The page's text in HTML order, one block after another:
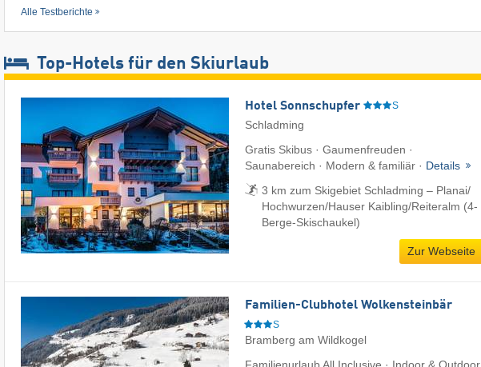
Alle Testberichte
Top-Hotels für den Skiurlaub
Hotel Sonnschupfer S
Schladming
Gratis Skibus · Gaumenfreuden ·
Saunabereich · Modern & familiär · Details
3 km zum Skigebiet Schladming – Planai/​
Hochwurzen/​Hauser Kaibling/​Reiteralm (4-
Berge-Skischaukel)
Zur Webseite
Familien-Clubhotel Wolkensteinbär
S
Bramberg am Wildkogel